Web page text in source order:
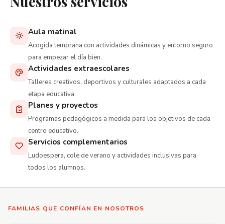
Aula matinal
Acogida temprana con actividades dinámicas y entorno seguro
para empezar el día bien.
Actividades extraescolares
Talleres creativos, deportivos y culturales adaptados a cada
etapa educativa.
Planes y proyectos
Programas pedagógicos a medida para los objetivos de cada
centro educativo.
Servicios complementarios
Ludoespera, cole de verano y actividades inclusivas para
todos los alumnos.
FAMILIAS QUE CONFÍAN EN NOSOTROS